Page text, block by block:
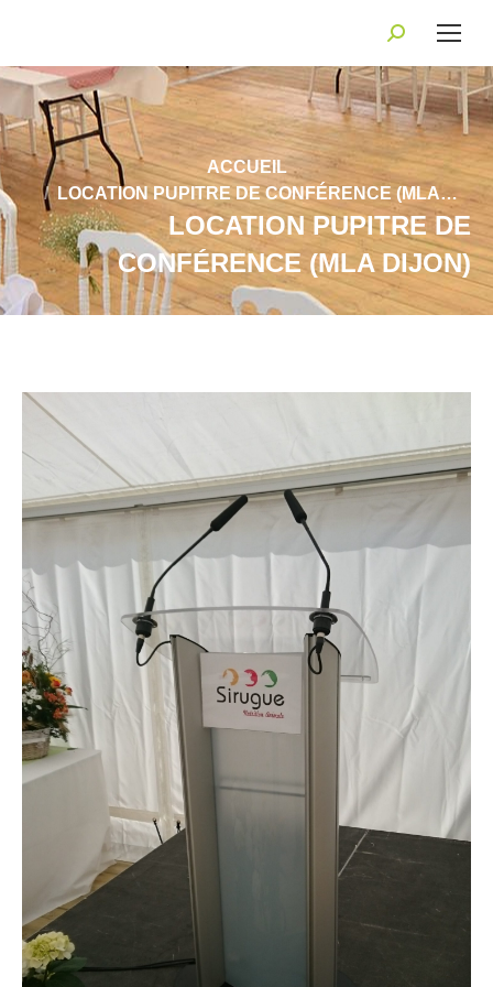
Recherche
:
Vous êtes ici :
ACCUEIL
LOCATION PUPITRE DE CONFÉRENCE (MLA…
LOCATION PUPITRE DE
CONFÉRENCE (MLA DIJON)